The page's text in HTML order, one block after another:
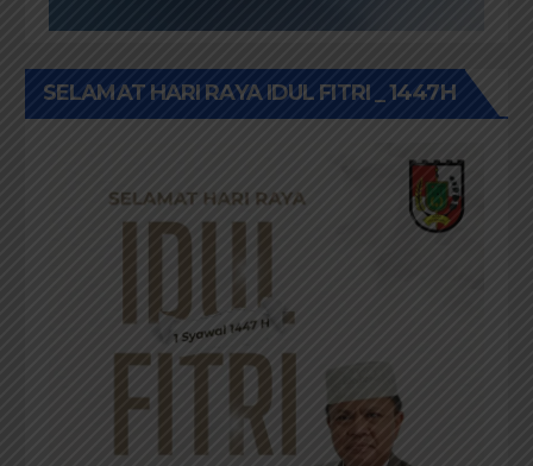
SELAMAT HARI RAYA IDUL FITRI _ 1447H